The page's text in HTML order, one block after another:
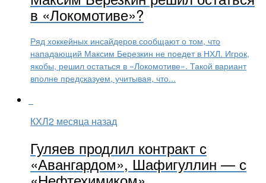
в «Локомотиве»?
Ряд хоккейных инсайдеров сообщают о том, что
нападающий Максим Березкин не поедет в НХЛ. Игрок,
якобы, решил остаться в «Локомотиве». Такой вариант
вполне предсказуем, учитывая, что...
КХЛ2 месяца назад
Гуляев продлил контракт с
«Авангардом», Шафигуллин — с